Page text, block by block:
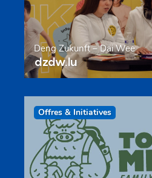
Deng Zukunft – Däi Wee
dzdw.lu
Offres & Initiatives